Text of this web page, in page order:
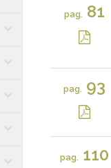
pag. 81
pag. 93
pag. 110